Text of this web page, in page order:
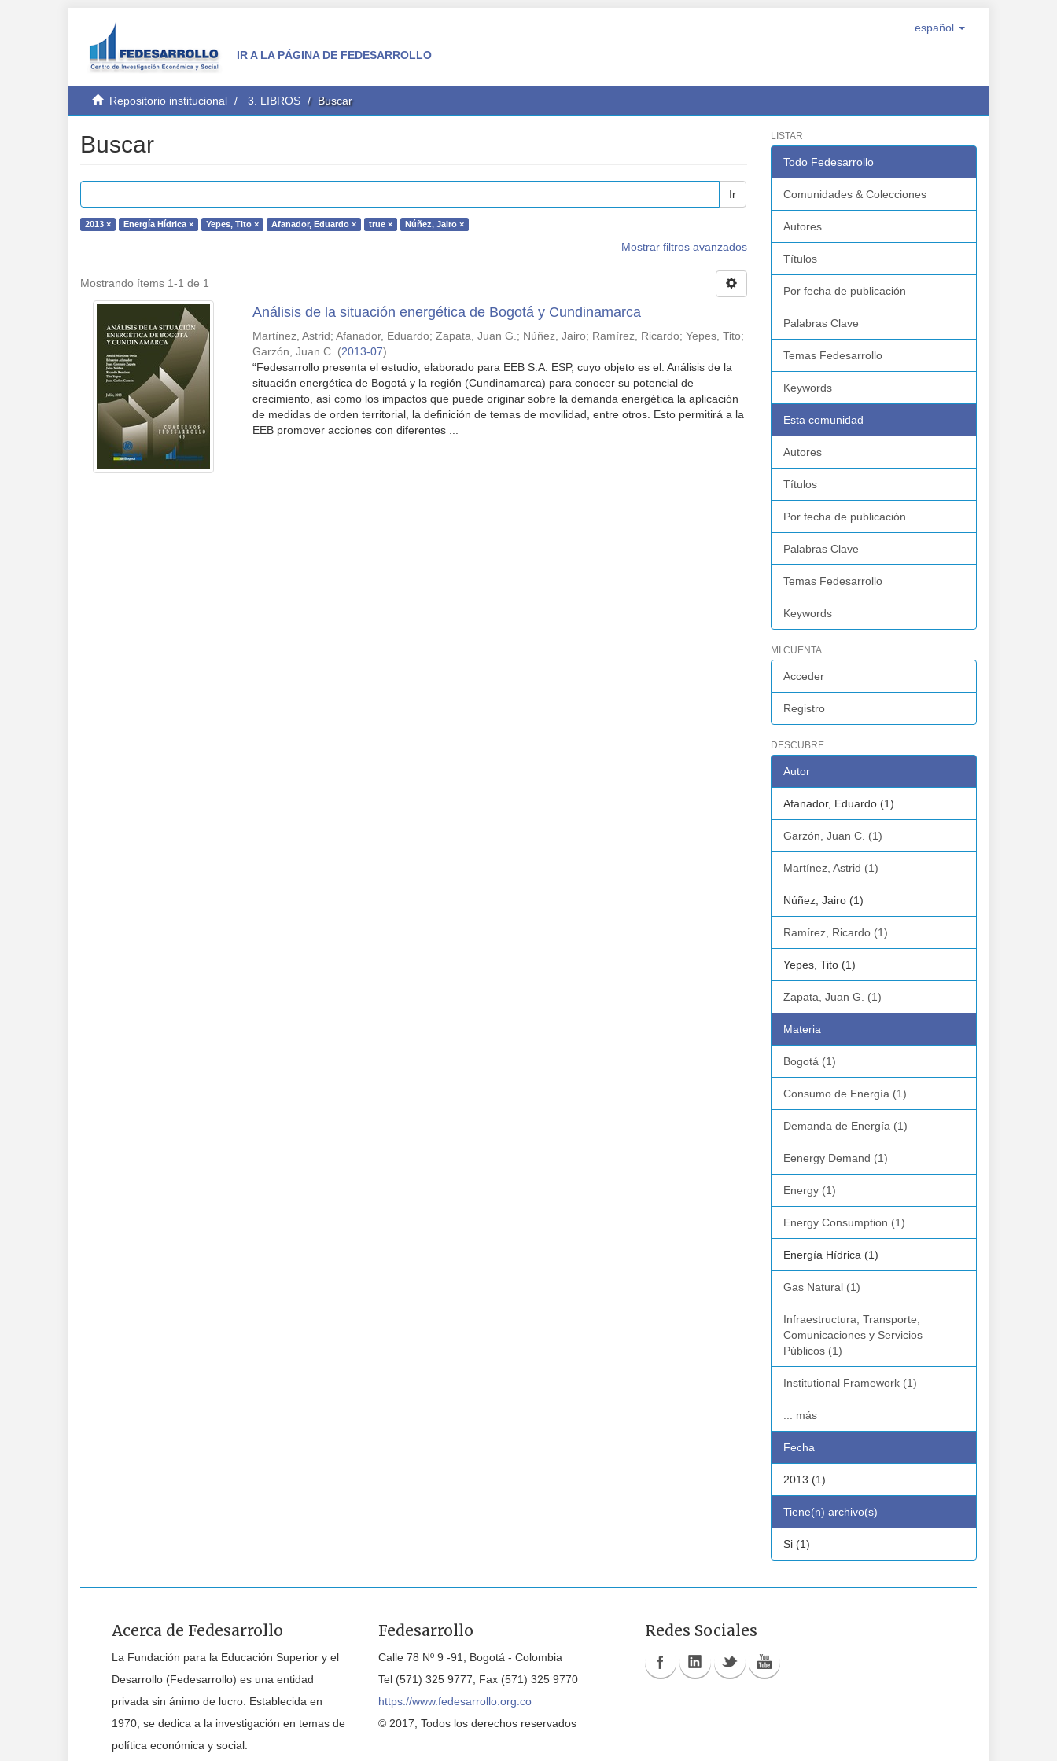
IR A LA PÁGINA DE FEDESARROLLO
español
Repositorio institucional 3. LIBROS Buscar
Buscar
Ir
2013 × Energía Hídrica × Yepes, Tito × Afanador, Eduardo × true × Núñez, Jairo ×
Mostrar filtros avanzados
Mostrando ítems 1-1 de 1
Análisis de la situación energética de Bogotá y Cundinamarca
Martínez, Astrid ;Afanador, Eduardo;Zapata, Juan G.; Núñez, Jairo; Ramírez, Ricardo;Yepes, Tito;
Garzón, Juan C. (2013-07)
“Fedesarrollo presenta el estudio, elaborado para EEB S.A. ESP, cuyo objeto es el: Análisis de la
situación energética de Bogotá y la región (Cundinamarca) para conocer su potencial de
crecimiento, así como los impactos que puede originar sobre la demanda energética la aplicación
de medidas de orden territorial, la definición de temas de movilidad, entre otros. Esto permitirá a la
EEB promover acciones con diferentes ...
LISTAR
Todo Fedesarrollo
Comunidades & Colecciones
Autores
Títulos
Por fecha de publicación
Palabras Clave
Temas Fedesarrollo
Keywords
Esta comunidad
Autores
Títulos
Por fecha de publicación
Palabras Clave
Temas Fedesarrollo
Keywords
MI CUENTA
Acceder
Registro
DESCUBRE
Autor
Afanador, Eduardo (1)
Garzón, Juan C. (1)
Martínez, Astrid (1)
Núñez, Jairo (1)
Ramírez, Ricardo (1)
Yepes, Tito (1)
Zapata, Juan G. (1)
Materia
Bogotá (1)
Consumo de Energía (1)
Demanda de Energía (1)
Eenergy Demand (1)
Energy (1)
Energy Consumption (1)
Energía Hídrica (1)
Gas Natural (1)
Infraestructura, Transporte,
Comunicaciones y Servicios
Públicos (1)
Institutional Framework (1)
... más
Fecha
2013 (1)
Tiene(n) archivo(s)
Si (1)
Acerca de Fedesarrollo
La Fundación para la Educación Superior y el
Desarrollo (Fedesarrollo) es una entidad
privada sin ánimo de lucro. Establecida en
1970, se dedica a la investigación en temas de
política económica y social.
Fedesarrollo
Calle 78 Nº 9 -91, Bogotá - Colombia
Tel (571) 325 9777, Fax (571) 325 9770
https://www.fedesarrollo.org.co
© 2017, Todos los derechos reservados
Redes Sociales